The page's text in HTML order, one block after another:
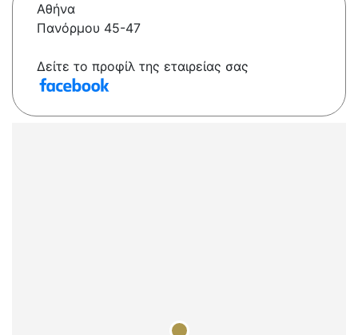
Αθήνα
Πανόρμου 45-47
Δείτε το προφίλ της εταιρείας σας